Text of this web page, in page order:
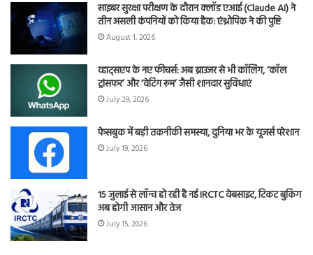
साइबर सुरक्षा परीक्षण के दौरान क्लॉड एआई (Claude AI) ने
तीन असली कंपनियों को किया हैक: एंथ्रोपिक ने की पुष्टि
August 1, 2026
व्हाट्सएप के नए फीचर्स: अब ब्राउजर से भी कॉलिंग, ‘कॉल
ट्रांसफर’ और ‘वेटिंग रूम’ जैसी शानदार सुविधाएं
July 29, 2026
फेसबुक में बड़ी तकनीकी समस्या, दुनिया भर के यूजर्स परेशान
July 19, 2026
15 जुलाई से लॉन्च हो रही है नई IRCTC वेबसाइट, टिकट बुकिंग
अब होगी आसान और तेज
July 15, 2026